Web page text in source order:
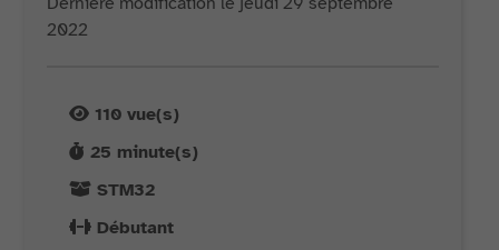
2022
110 vue(s)
25 minute(s)
STM32
Débutant